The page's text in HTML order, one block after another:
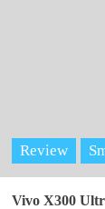
Review
Vivo X300